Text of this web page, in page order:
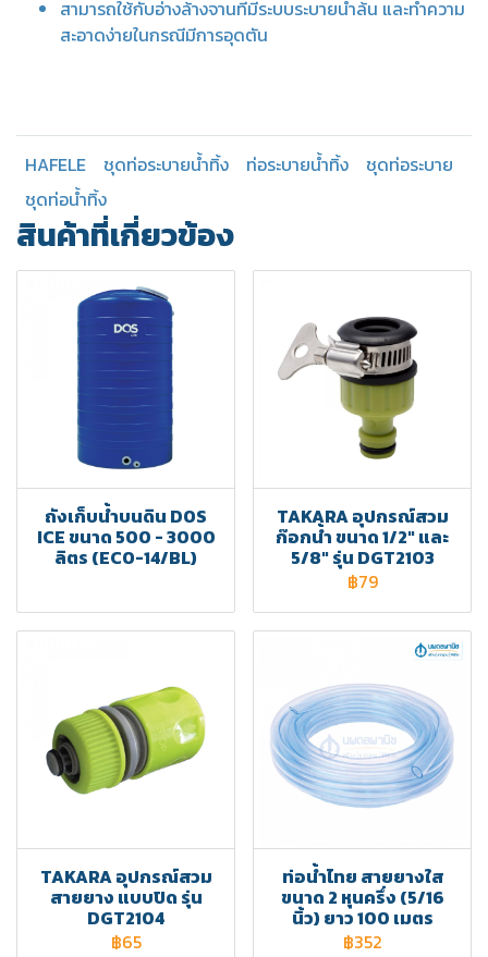
สามารถใช้กับอ่างล้างจานที่มีระบบระบายน้ำล้น และทำความ
สะอาดง่ายในกรณีมีการอุดตัน
HAFELE ชุดท่อระบายน้ำทิ้ง ท่อระบายน้ำทิ้ง
ชุดท่อระบาย
ชุดท่อน้ำทิ้ง
สินค้าที่เกี่ยวข้อง
ถังเก็บน้ำบนดิน DOS
ICE ขนาด 500 - 3000
ลิตร (ECO-14/BL)
TAKARA อุปกรณ์สวม
ก๊อกน้ำ ขนาด 1/2" และ
5/8" รุ่น DGT2103
฿79
TAKARA อุปกรณ์สวม
สายยาง แบบปิด รุ่น
DGT2104
฿65
ท่อน้ำไทย สายยางใส
ขนาด 2 หุนครึ่ง (5/16
นิ้ว) ยาว 100 เมตร
฿352